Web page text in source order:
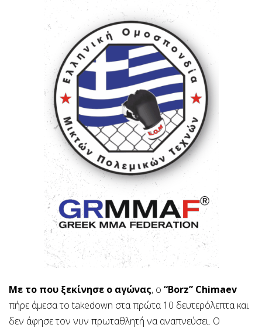
Με το που ξεκίνησε ο αγώνας, ο “Borz” Chimaev
πήρε άμεσα το takedown στα πρώτα 10 δευτερόλεπτα και
δεν άφησε τον νυν πρωταθλητή να αναπνεύσει. Ο